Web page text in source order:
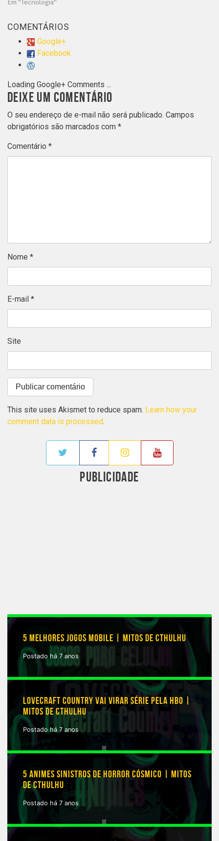
Em "Tecnologia"
COMENTÁRIOS
Google+
Facebook
Loading Google+ Comments ...
DEIXE UM COMENTÁRIO
O seu endereço de e-mail não será publicado. Campos
obrigatórios são marcados com *
Comentário *
Nome *
E-mail *
Site
This site uses Akismet to reduce spam. Learn how your
comment data is processed.
PUBLICIDADE
5 MELHORES JOGOS MOBILE | MITOS DE CTHULHU
Postado há 7 anos
LOVECRAFT COUNTRY VAI VIRAR SÉRIE PELA HBO |
MITOS DE CTHULHU
Postado há 7 anos
5 ANIMES SINISTROS DE HORROR CÓSMICO | MITOS
DE CTHULHU
Postado há 7 anos